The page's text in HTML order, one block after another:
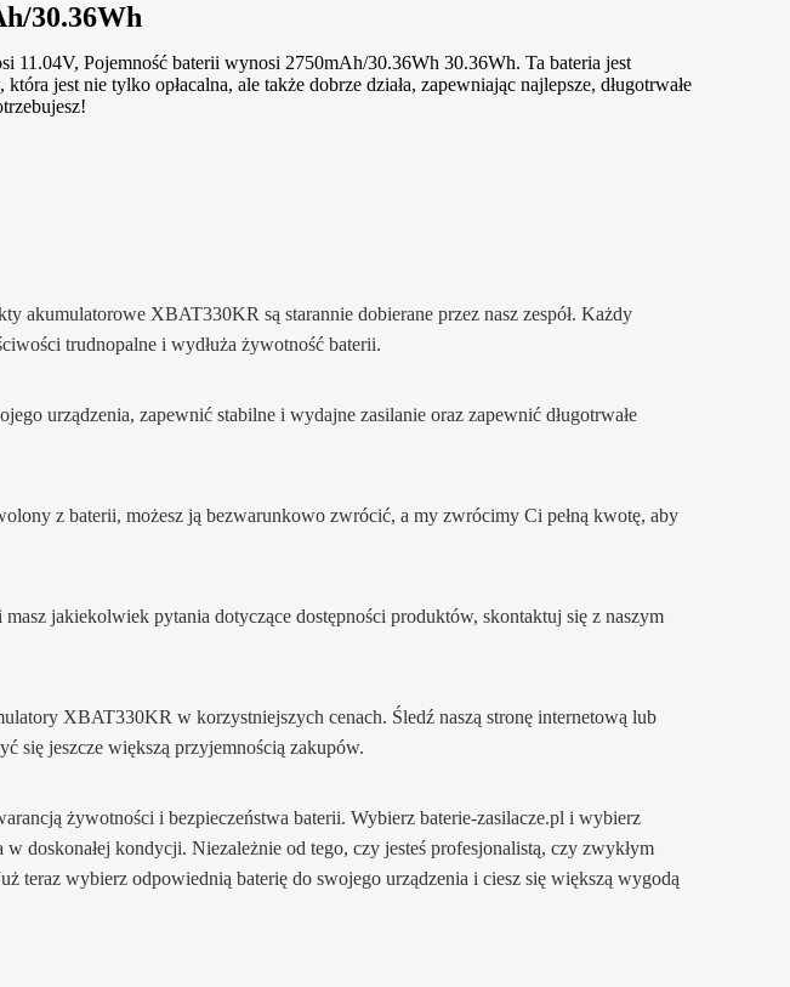
30.36Wh
11.04V, Pojemność baterii wynosi 2750mAh/30.36Wh 30.36Wh. Ta bateria jest
jest nie tylko opłacalna, ale także dobrze działa, zapewniając najlepsze, długotrwałe
akumulatorowe XBAT330KR są starannie dobierane przez nasz zespół. Każdy
trudnopalne i wydłuża żywotność baterii.
urządzenia, zapewnić stabilne i wydajne zasilanie oraz zapewnić długotrwałe
z baterii, możesz ją bezwarunkowo zwrócić, a my zwrócimy Ci pełną kwotę, aby
jakiekolwiek pytania dotyczące dostępności produktów, skontaktuj się z naszym
XBAT330KR w korzystniejszych cenach. Śledź naszą stronę internetową lub
się jeszcze większą przyjemnością zakupów.
żywotności i bezpieczeństwa baterii. Wybierz baterie-zasilacze.pl i wybierz
doskonałej kondycji. Niezależnie od tego, czy jesteś profesjonalistą, czy zwykłym
teraz wybierz odpowiednią baterię do swojego urządzenia i ciesz się większą wygodą